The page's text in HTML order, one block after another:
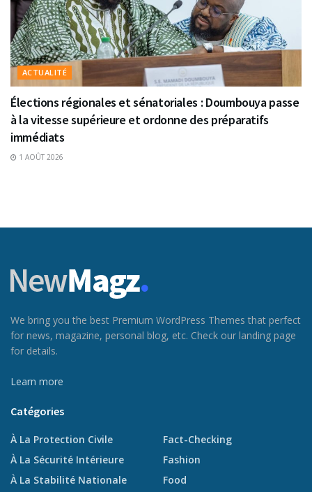
ACTUALITÉ
Élections régionales et sénatoriales : Doumbouya passe
à la vitesse supérieure et ordonne des préparatifs
immédiats
1 AOÛT 2026
We bring you the best Premium WordPress Themes that perfect
for news, magazine, personal blog, etc. Check our landing page
for details.
Learn more
Catégories
À La Protection Civile
À La Sécurité Intérieure
À La Stabilité Nationale
Fact-Checking
Fashion
Food